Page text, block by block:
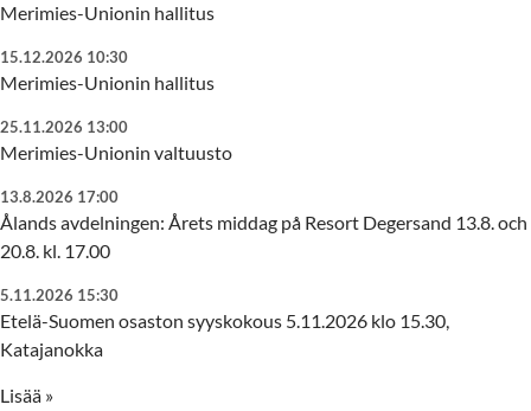
Merimies-Unionin hallitus
15.12.2026 10:30
Merimies-Unionin hallitus
25.11.2026 13:00
Merimies-Unionin valtuusto
13.8.2026 17:00
Ålands avdelningen: Årets middag på Resort Degersand 13.8. och
20.8. kl. 17.00
5.11.2026 15:30
Etelä-Suomen osaston syyskokous 5.11.2026 klo 15.30,
Katajanokka
Lisää »